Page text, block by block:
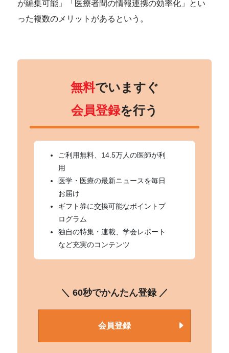
が編集可能」「医療者間の情報連携の効率化」とい
った複数のメリットがあるという。
無料でいますぐ
会員登録を行う
ご利用無料、14.5万人の医師が利
用
医学・医療の最新ニュースを毎日
お届け
ギフト券に交換可能なポイントプ
ログラム
独自の特集・連載、学会レポート
など充実のコンテンツ
＼ 60秒でかんたん登録 ／
会員登録